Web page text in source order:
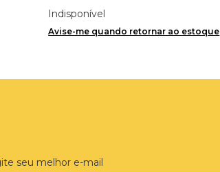
Indisponível
Avise-me quando retornar ao estoque
seu melhor e-mail